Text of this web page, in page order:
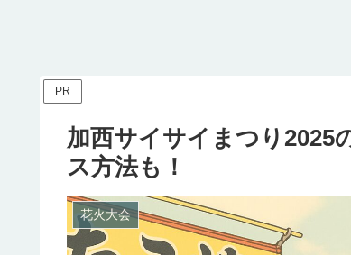
PR
加西サイサイまつり2025
ス方法も！
花火大会